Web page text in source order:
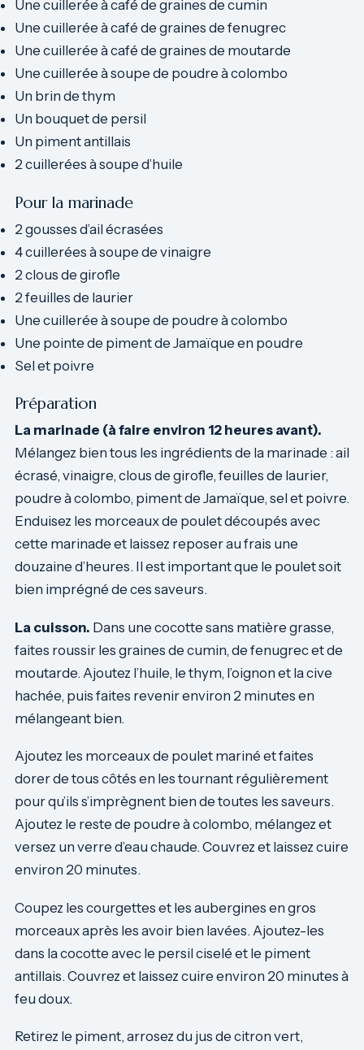
Une cuillerée à café de graines de cumin
Une cuillerée à café de graines de fenugrec
Une cuillerée à café de graines de moutarde
Une cuillerée à soupe de poudre à colombo
Un brin de thym
Un bouquet de persil
Un piment antillais
2 cuillerées à soupe d’huile
Pour la marinade
2 gousses d’ail écrasées
4 cuillerées à soupe de vinaigre
2 clous de girofle
2 feuilles de laurier
Une cuillerée à soupe de poudre à colombo
Une pointe de piment de Jamaïque en poudre
Sel et poivre
Préparation
La marinade (à faire environ 12 heures avant).
Mélangez bien tous les ingrédients de la marinade : ail
écrasé, vinaigre, clous de girofle, feuilles de laurier,
poudre à colombo, piment de Jamaïque, sel et poivre.
Enduisez les morceaux de poulet découpés avec
cette marinade et laissez reposer au frais une
douzaine d’heures. Il est important que le poulet soit
bien imprégné de ces saveurs.
La cuisson. Dans une cocotte sans matière grasse,
faites roussir les graines de cumin, de fenugrec et de
moutarde. Ajoutez l’huile, le thym, l’oignon et la cive
hachée, puis faites revenir environ 2 minutes en
mélangeant bien.
Ajoutez les morceaux de poulet mariné et faites
dorer de tous côtés en les tournant régulièrement
pour qu’ils s’imprègnent bien de toutes les saveurs.
Ajoutez le reste de poudre à colombo, mélangez et
versez un verre d’eau chaude. Couvrez et laissez cuire
environ 20 minutes.
Coupez les courgettes et les aubergines en gros
morceaux après les avoir bien lavées. Ajoutez-les
dans la cocotte avec le persil ciselé et le piment
antillais. Couvrez et laissez cuire environ 20 minutes à
feu doux.
Retirez le piment, arrosez du jus de citron vert,